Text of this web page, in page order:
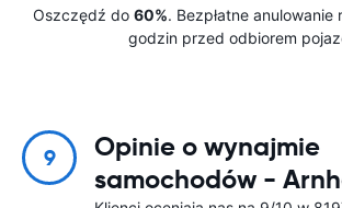
Oszczędź do 60%. Bezpłatne anulowanie
godzin przed odbiorem
9
Opinie o wynajmie
samochodów -